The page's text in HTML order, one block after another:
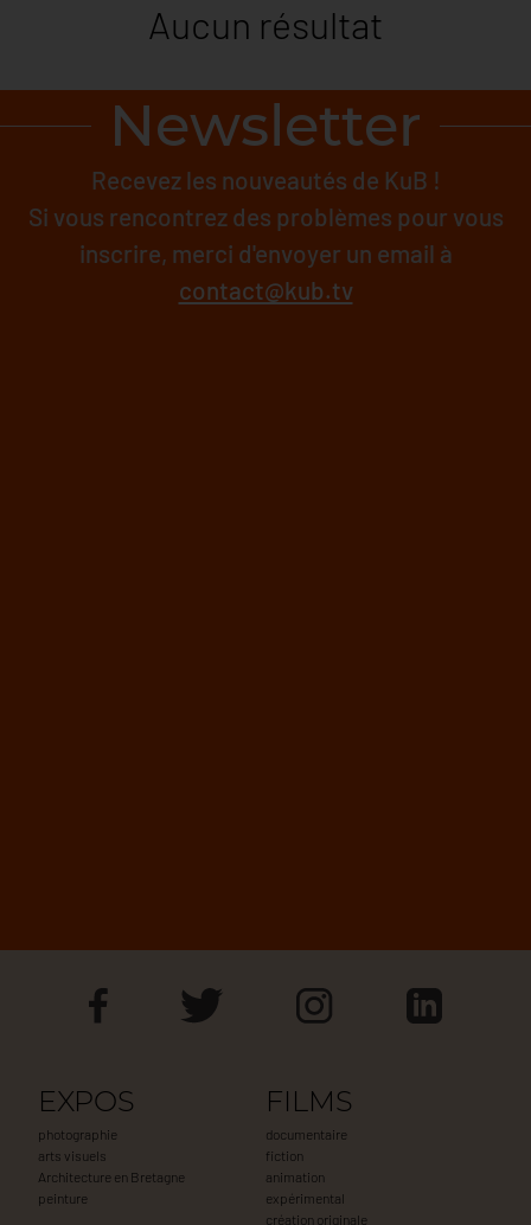
Aucun résultat
Newsletter
Recevez les nouveautés de KuB !
Si vous rencontrez des problèmes pour vous
inscrire, merci d'envoyer un email à
contact@kub.tv
EXPOS
photographie
arts visuels
Architecture en Bretagne
peinture
FILMS
documentaire
fiction
animation
expérimental
création originale